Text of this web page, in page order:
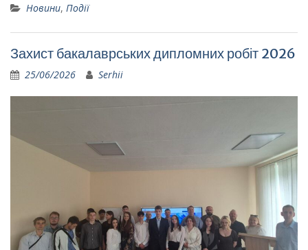
Новини, Події
Захист бакалаврських дипломних робіт 2026
25/06/2026 Serhii